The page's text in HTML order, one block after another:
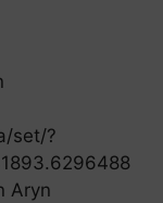
set/?
Aryn